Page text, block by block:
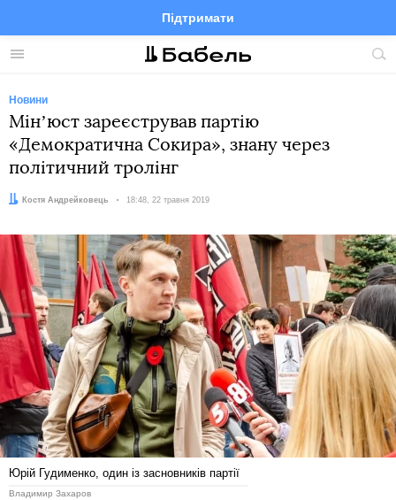
Меню
Підтримати
FacebookTelegramTwitter
Новини
Мінʼюст зареєстрував партію
«Демократична Cокира», знану через
політичний тролінг
Автор:Костя Андрейковець Дата:
18:48, 22 травня 2019
Юрій Гудименко, один із засновників партії
Владимир Захаров